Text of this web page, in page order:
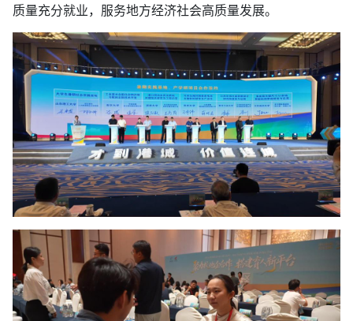
质量充分就业，服务地方经济社会高质量发展。